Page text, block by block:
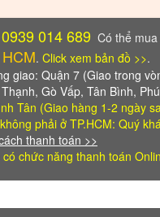
0939 014 689 Có thể mua
. Click xem bản đồ >>.
giao: Quận 7 (Giao trong
Gò Vấp, Tân Bình,
Tân (Giao hàng 1-2 ngày
phải ở TP.HCM: Quý
thanh toán >>
có chức năng thanh toán